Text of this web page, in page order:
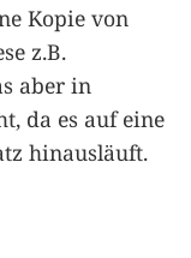
Kopie von
z.B.
aber in
da es auf eine
hinausläuft.